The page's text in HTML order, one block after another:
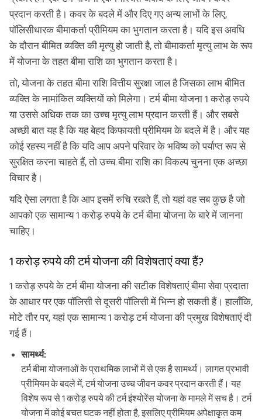
प्रदान करती है। कवर के बदले में और दिए गए अन्य लाभों के लिए,
पॉलिसीधारक बीमाकर्ता प्रीमियम का भुगतान करता है। यदि इस अवधि
के दौरान बीमित व्यक्ति की मृत्यु हो जाती है, तो बीमाकर्ता मृत्यु लाभ के रूप
में योजना के तहत बीमा राशि का भुगतान करता है।
तो, योजना के तहत बीमा राशि वित्तीय सुरक्षा जाल है जिसका लाभ बीमित
व्यक्ति के नामांकित व्यक्तियों को मिलेगा। टर्म बीमा योजना 1 करोड़ रुपये
या उससे अधिक तक का उच्च मृत्यु लाभ प्रदान करती हैं। और सबसे
अच्छी बात यह है कि यह बेहद किफायती प्रीमियम के बदले में है। और यह
कोई रहस्य नहीं है कि यदि आप अपने परिवार के भविष्य को पर्याप्त रूप से
सुरक्षित करना चाहते हैं, तो उच्च बीमा राशि का विकल्प चुनना एक अच्छा
विचार है।
यदि ऐसा लगता है कि आप इसमें रुचि रखते हैं, तो यहां वह सब कुछ है जो
आपको एक सामान्य 1 करोड़ रुपये के टर्म बीमा योजना के बारे में जानना
चाहिए।
1 करोड़ रुपये की टर्म योजना की विशेषताएं क्या हैं?
1 करोड़ रुपये के टर्म बीमा योजना की सटीक विशेषताएं बीमा सेवा प्रदाता
के आधार पर एक पॉलिसी से दूसरी पॉलिसी में भिन्न हो सकती हैं। हालाँकि,
मोटे तौर पर, यहां एक सामान्य 1 करोड़ टर्म योजना की प्रमुख विशेषताएं दी
गई हैं।
सामर्थ्य:
टर्म बीमा योजनाओं के प्राथमिक लाभों में से एक है सामर्थ्य। लागत प्रभावी
प्रीमियम के बदले में, टर्म योजना उच्च जीवन कवर प्रदान करती हैं। यह
विशेष रूप से 1 करोड़ रुपये की टर्म इंश्योरेंस योजना के मामले में सच है। टर्म
योजना में कोई बचत घटक नहीं होता है, इसलिए प्रीमियम अपेक्षाकृत कम